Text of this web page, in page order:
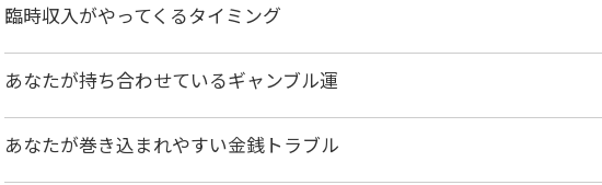
臨時収入がやってくるタイミング
あなたが持ち合わせているギャンブル運
あなたが巻き込まれやすい金銭トラブル